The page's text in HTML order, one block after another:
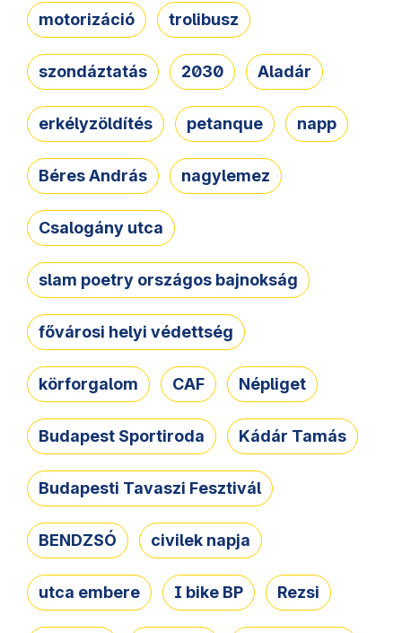
motorizáció trolibusz
szondáztatás 2030 Aladár
erkélyzöldítés petanque napp
Béres András nagylemez
Csalogány utca
slam poetry országos bajnokság
fővárosi helyi védettség
körforgalom CAF Népliget
Budapest Sportiroda Kádár Tamás
Budapesti Tavaszi Fesztivál
BENDZSÓ civilek napja
utca embere I bike BP Rezsi